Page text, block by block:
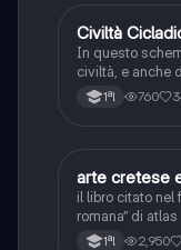
Storia dell'arte
Civiltà
In questo
civiltà, e anche
produzione
1ªl 760
Storia dell'arte
arte cretese
il libro citato nel
romana” di atlas
1ªl 2,950